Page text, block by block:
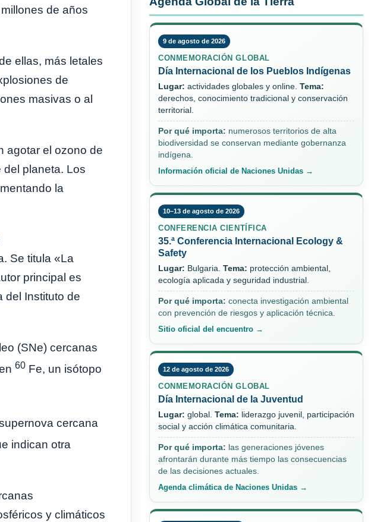
de años
ellas, más letales
de
masivas o al
agotar el ozono de
del planeta. Los
la
Se titula «La
principal es
del Instituto de
(SNe) cercanas
60 Fe, un isótopo
cercana
indican otra
y climáticos
9 de agosto de 2026
CONMEMORACIÓN GLOBAL
Día Internacional de los Pueblos Indígenas
Lugar: actividades globales y online. Tema:
derechos, conocimiento tradicional y conservación
territorial.
Por qué importa: numerosos territorios de alta
biodiversidad se conservan mediante gobernanza
indígena.
Información oficial de Naciones Unidas →
10–13 de agosto de 2026
CONFERENCIA CIENTÍFICA
35.ª Conferencia Internacional Ecology &
Safety
Lugar: Bulgaria. Tema: protección ambiental,
ecología aplicada y seguridad industrial.
Por qué importa: conecta investigación ambiental
con prevención de riesgos y aplicación técnica.
Sitio oficial del encuentro →
12 de agosto de 2026
CONMEMORACIÓN GLOBAL
Día Internacional de la Juventud
Lugar: global. Tema: liderazgo juvenil, participación
social y acción climática comunitaria.
Por qué importa: las generaciones jóvenes
afrontarán durante más tiempo las consecuencias
de las decisiones actuales.
Agenda climática de Naciones Unidas →